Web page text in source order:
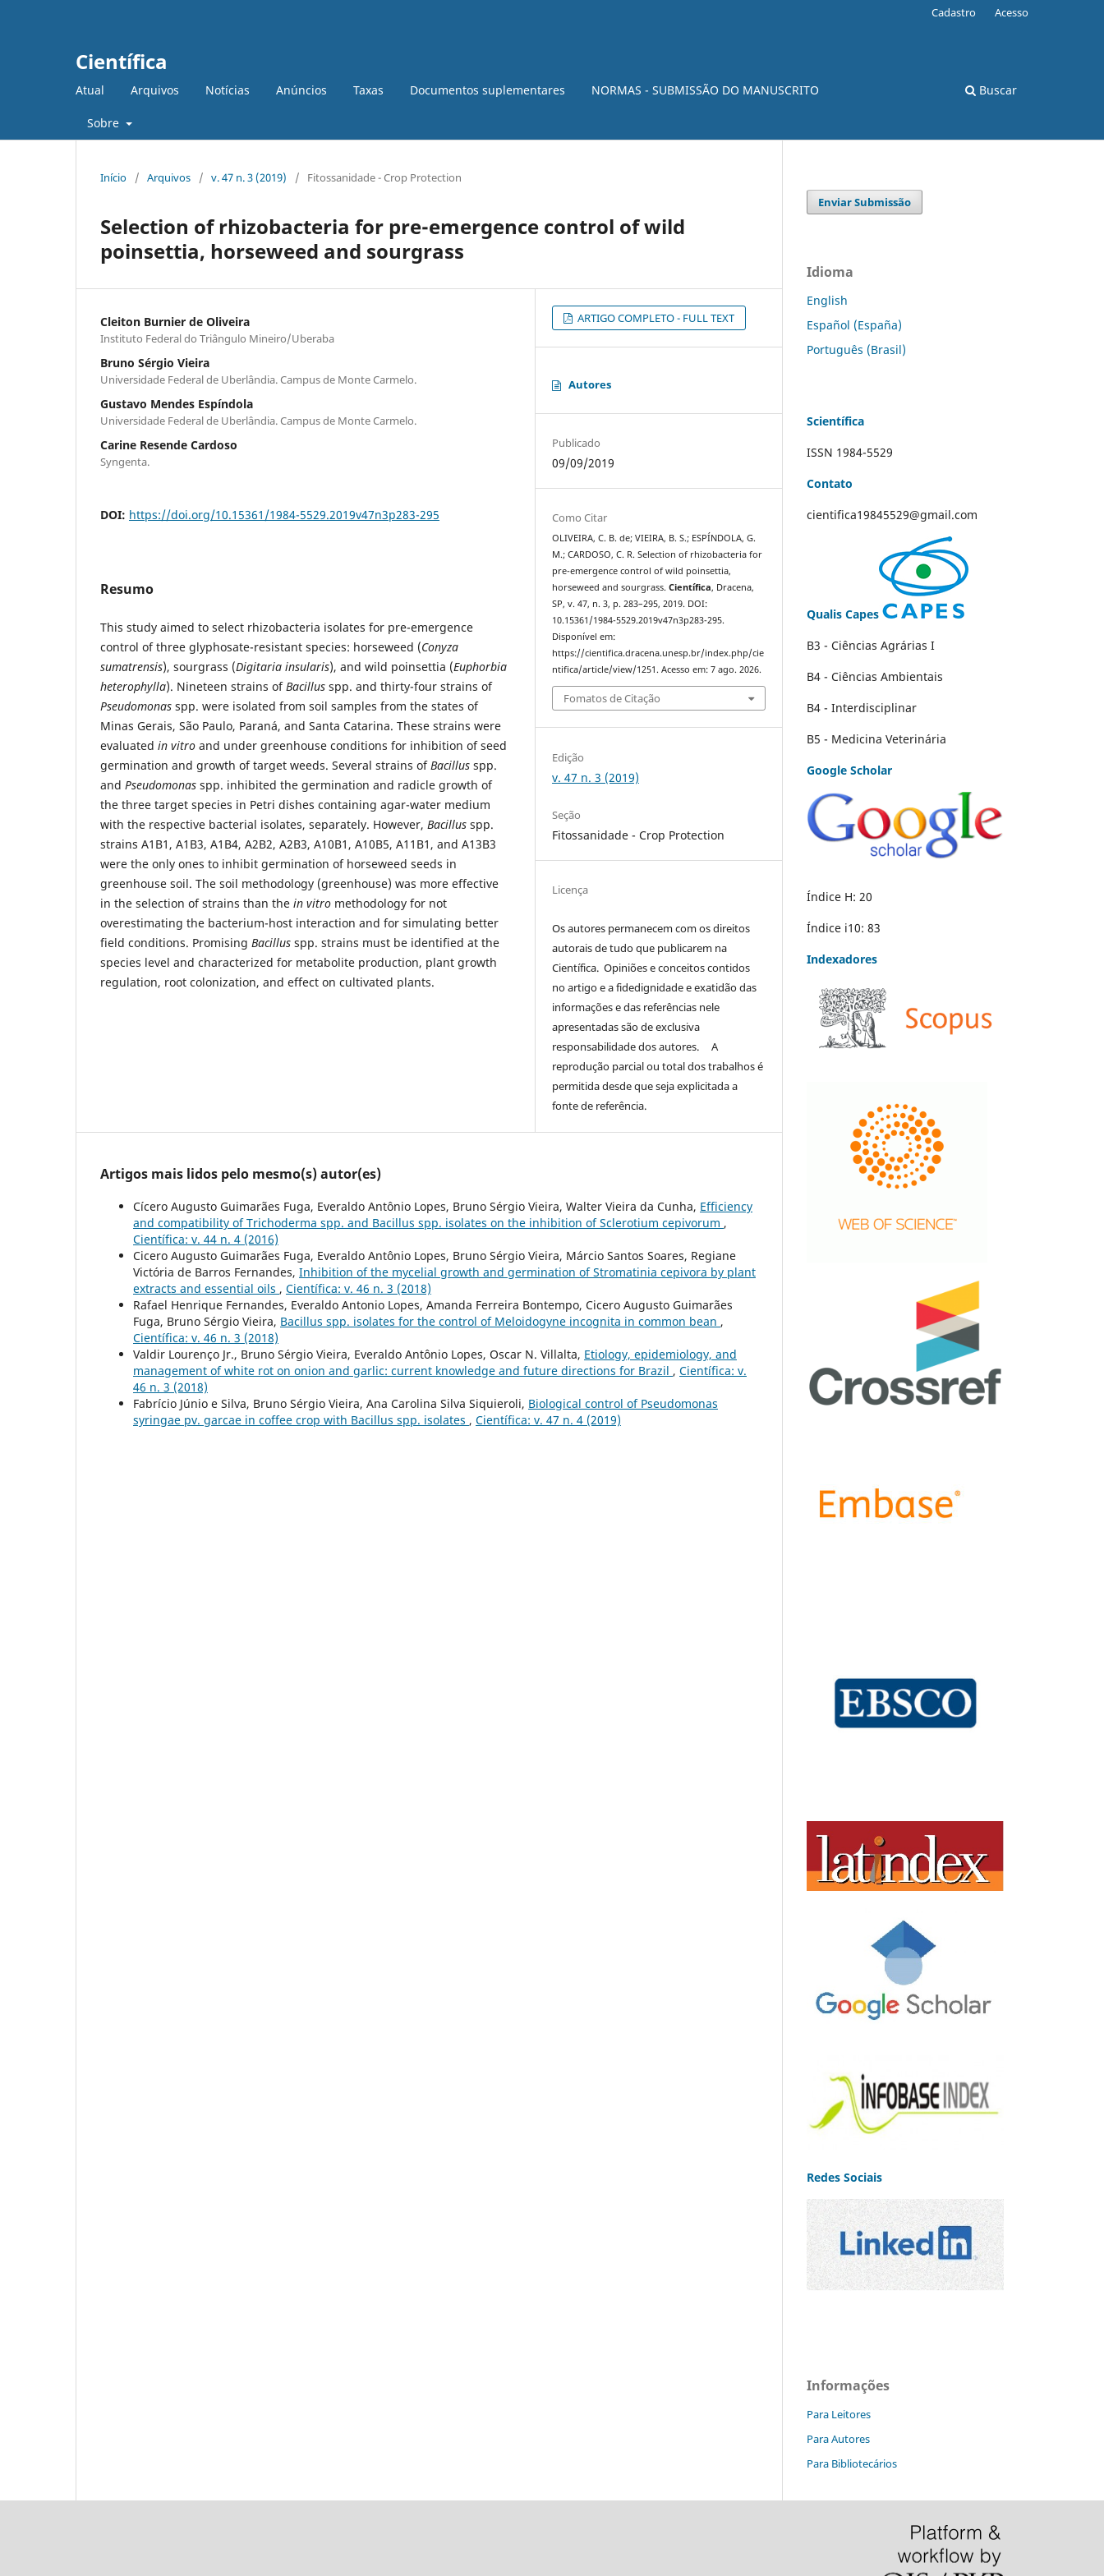
Científica
Atual Arquivos Notícias Anúncios Taxas Documentos suplementares NORMAS - SUBMISSÃO DO MANUSCRITO
Sobre
Buscar
Cadastro Acesso
Início / Arquivos / v. 47 n. 3 (2019) / Fitossanidade - Crop Protection
Selection of rhizobacteria for pre-emergence control of wild
poinsettia, horseweed and sourgrass
Cleiton Burnier de Oliveira
Instituto Federal do Triângulo Mineiro/Uberaba
Bruno Sérgio Vieira
Universidade Federal de Uberlândia. Campus de Monte Carmelo.
Gustavo Mendes Espíndola
Universidade Federal de Uberlândia. Campus de Monte Carmelo.
Carine Resende Cardoso
Syngenta.
DOI: https://doi.org/10.15361/1984-5529.2019v47n3p283-295
Resumo
This study aimed to select rhizobacteria isolates for pre-emergence
control of three glyphosate-resistant species: horseweed (Conyza
sumatrensis), sourgrass (Digitaria insularis), and wild poinsettia (Euphorbia
heterophylla). Nineteen strains ofBacillus spp. and thirty-four strains of
Pseudomonas spp. were isolated from soil samples from the states of
Minas Gerais, São Paulo, Paraná, and Santa Catarina. These strains were
evaluated in vitro and under greenhouse conditions for inhibition of seed
germination and growth of target weeds. Several strains ofBacillus spp.
and Pseudomonas spp. inhibited the germination and radicle growth of
the three target species in Petri dishes containing agar-water medium
with the respective bacterial isolates, separately. However, Bacillus spp.
strains A1B1, A1B3, A1B4, A2B2, A2B3, A10B1, A10B5, A11B1, and A13B3
were the only ones to inhibit germination of horseweed seeds in
greenhouse soil. The soil methodology (greenhouse) was more effective
in the selection of strains than the in vitro methodology for not
overestimating the bacterium-host interaction and for simulating better
field conditions. Promising Bacillus spp. strains must be identified at the
species level and cha­racterized for metabolite production, plant growth
regulation, root colonization, and effect on cultivated plants.
ARTIGO COMPLETO - FULL TEXT
Autores
Publicado
09/09/2019
Como Citar
OLIVEIRA, C. B. de; VIEIRA, B. S.; ESPÍNDOLA, G.
M.; CARDOSO, C. R. Selection of rhizobacteria for
pre-emergence control of wild poinsettia,
horseweed and sourgrass.Científica, Dracena,
SP, v. 47, n. 3, p. 283–295, 2019. DOI:
10.15361/1984-5529.2019v47n3p283-295.
Disponível em:
https://cientifica.dracena.unesp.br/index.php/cie
ntifica/article/view/1251. Acesso em: 7 ago. 2026.
Fomatos de Citação
Edição
v. 47 n. 3 (2019)
Seção
Fitossanidade - Crop Protection
Licença
Os autores permanecem com os direitos
autorais de tudo que publicarem na
Científica. Opiniões e conceitos contidos
no artigo e a fidedignidade e exatidão das
informações e das referências nele
apresentadas são de exclusiva
responsabilidade dos autores. A
reprodução parcial ou total dos trabalhos é
permitida desde que seja explicitada a
fonte de referência.
Artigos mais lidos pelo mesmo(s) autor(es)
Cícero Augusto Guimarães Fuga, Everaldo Antônio Lopes, Bruno Sérgio Vieira, Walter Vieira da Cunha, Efficiency
and compatibility of Trichoderma spp. and Bacillus spp. isolates on the inhibition of Sclerotium cepivorum ,
Científica: v. 44 n. 4 (2016)
Cicero Augusto Guimarães Fuga, Everaldo Antônio Lopes, Bruno Sérgio Vieira, Márcio Santos Soares, Regiane
Victória de Barros Fernandes, Inhibition of the mycelial growth and germination of Stromatinia cepivora by plant
extracts and essential oils , Científica: v. 46 n. 3 (2018)
Rafael Henrique Fernandes, Everaldo Antonio Lopes, Amanda Ferreira Bontempo, Cicero Augusto Guimarães
Fuga, Bruno Sérgio Vieira, Bacillus spp. isolates for the control of Meloidogyne incognita in common bean ,
Científica: v. 46 n. 3 (2018)
Valdir Lourenço Jr., Bruno Sérgio Vieira, Everaldo Antônio Lopes, Oscar N. Villalta, Etiology, epidemiology, and
management of white rot on onion and garlic: current knowledge and future directions for Brazil , Científica: v.
46 n. 3 (2018)
Fabrício Júnio e Silva, Bruno Sérgio Vieira, Ana Carolina Silva Siquieroli, Biological control of Pseudomonas
syringae pv. garcae in coffee crop with Bacillus spp. isolates , Científica: v. 47 n. 4 (2019)
Enviar Submissão
Idioma
English
Español (España)
Português (Brasil)
Scientífica
ISSN 1984-5529
Contato
cientifica19845529@gmail.com
Qualis Capes
B3 - Ciências Agrárias I
B4 - Ciências Ambientais
B4 - Interdisciplinar
B5 - Medicina Veterinária
Google Scholar
Índice H: 20
Índice i10: 83
Indexadores
Redes Sociais
Informações
Para Leitores
Para Autores
Para Bibliotecários